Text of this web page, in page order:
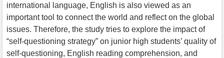
international language, English is also viewed as an
important tool to connect the world and reflect on the global
issues. Therefore, the study tries to explore the impact of
“self-questioning strategy” on junior high students’ quality of
self-questioning, English reading comprehension, and